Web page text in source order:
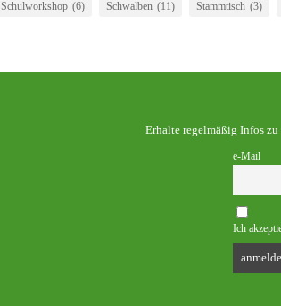
Schulworkshop (6) Schwalben (11) Stammtisch (3)
Erhalte regelmäßig Infos
e-Mail
Ich